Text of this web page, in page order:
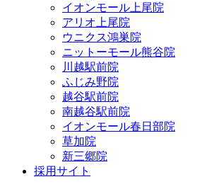
イオンモール上尾院
アリオ上尾院
ウニクス鴻巣院
ニットーモール熊谷院
川越駅前院
ふじみ野院
越谷駅前院
南越谷駅前院
イオンモール春日部院
草加院
新三郷院
採用サイト